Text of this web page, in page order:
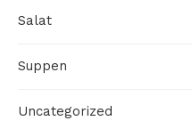
Salat
Suppen
Uncategorized